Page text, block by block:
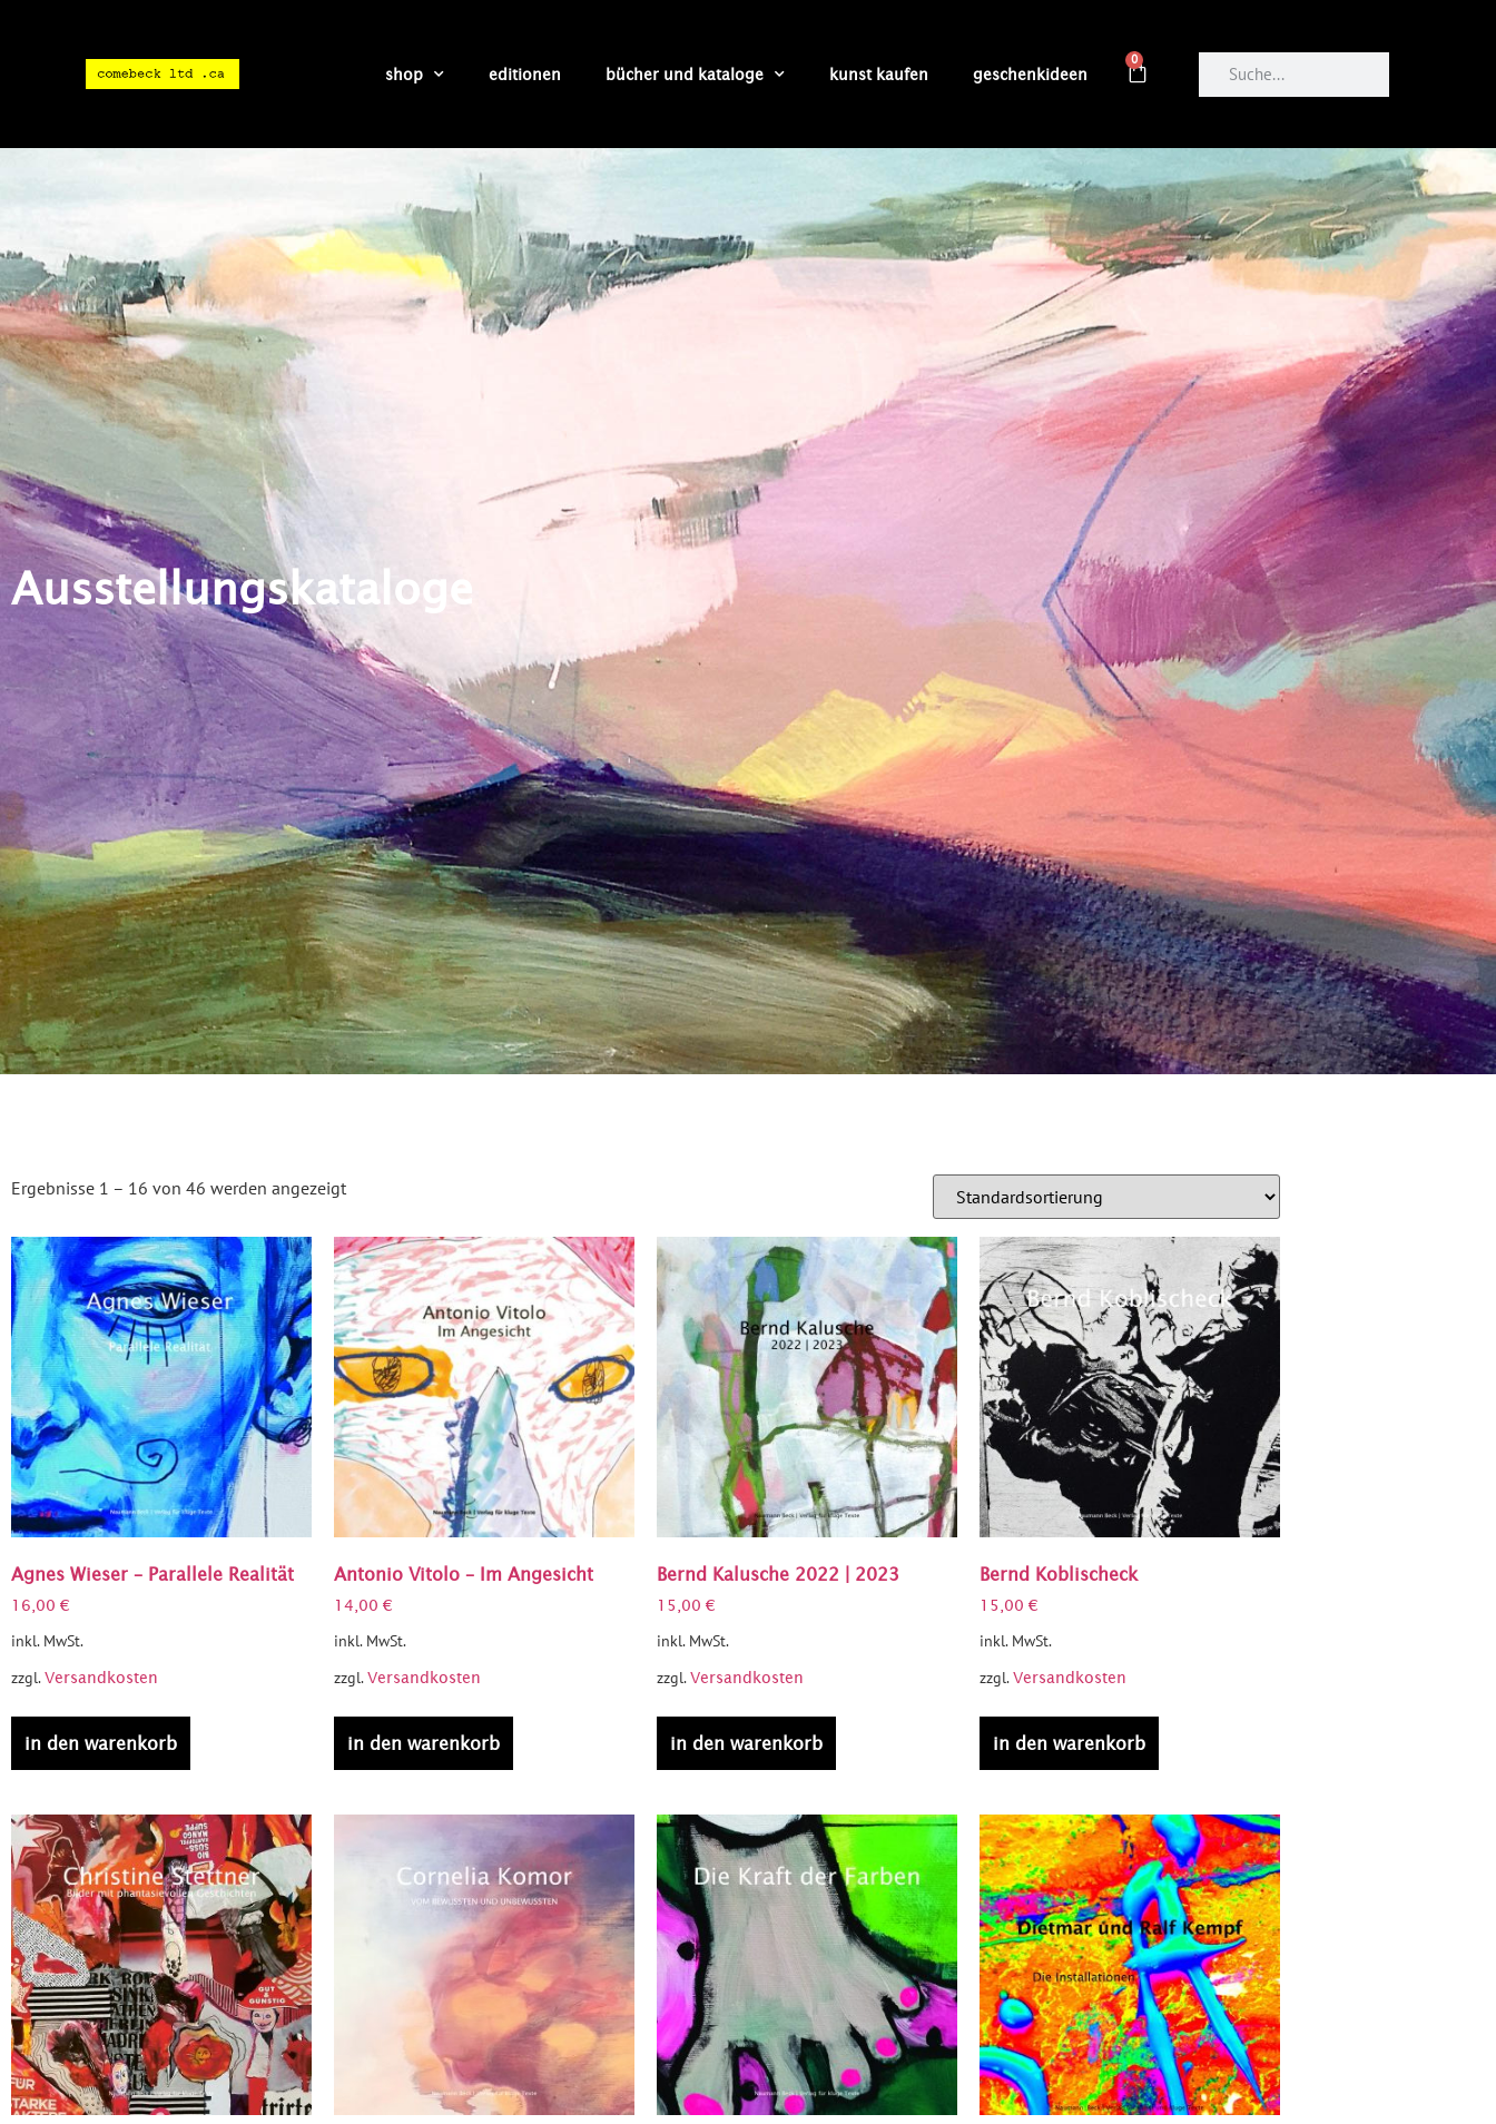
shop editionen bücher und kataloge kunst kaufen geschenkideen
0
Ausstellungskataloge
Ergebnisse 1 – 16 von 46 werden angezeigt
Agnes Wieser – Parallele Realität
16,00 €
inkl. MwSt.
zzgl.Versandkosten
in den warenkorb
Antonio Vitolo – Im Angesicht
14,00 €
inkl. MwSt.
zzgl.Versandkosten
in den warenkorb
Bernd Kalusche 2022 | 2023
15,00 €
inkl. MwSt.
zzgl.Versandkosten
in den warenkorb
Bernd Koblischeck
15,00 €
inkl. MwSt.
zzgl.Versandkosten
in den warenkorb